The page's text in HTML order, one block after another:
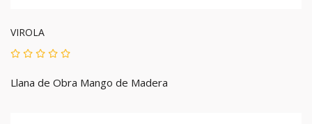
VIROLA
Llana de Obra Mango de Madera